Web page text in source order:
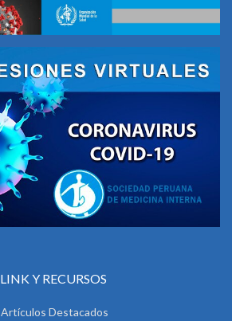
LINK Y RECURSOS
Artículos Destacados